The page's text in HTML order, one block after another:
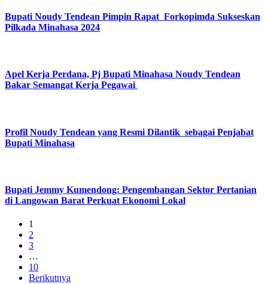
Bupati Noudy Tendean Pimpin Rapat Forkopimda Sukseskan
Pilkada Minahasa 2024
Apel Kerja Perdana, Pj Bupati Minahasa Noudy Tendean
Bakar Semangat Kerja Pegawai
Profil Noudy Tendean yang Resmi Dilantik sebagai Penjabat
Bupati Minahasa
Bupati Jemmy Kumendong: Pengembangan Sektor Pertanian
di Langowan Barat Perkuat Ekonomi Lokal
1
2
3
…
10
Berikutnya